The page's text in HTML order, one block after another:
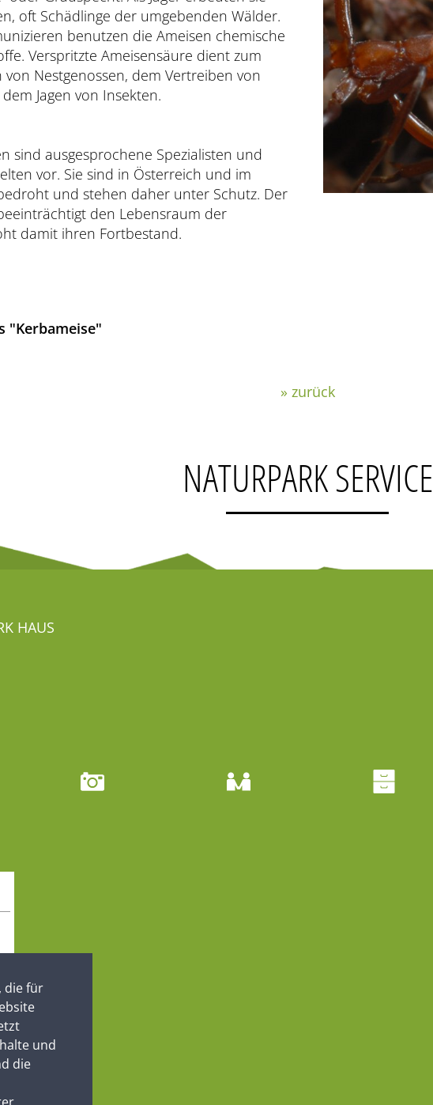
die für
und
die
oft Schädlinge der umgebenden Wälder.
benutzen die Ameisen chemische
Verspritzte Ameisensäure dient zum
Nestgenossen, dem Vertreiben von
Jagen von Insekten.
sind ausgesprochene Spezialisten und
vor. Sie sind in Österreich und im
und stehen daher unter Schutz. Der
den Lebensraum der
damit ihren Fortbestand.
"Kerbameise"
» zurück
NATURPARK SERVICE
HAUS